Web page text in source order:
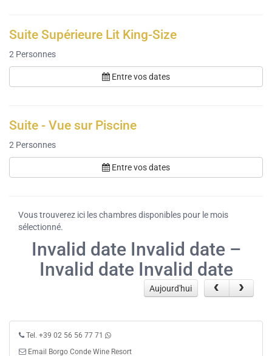
Suite Supérieure Lit King-Size
2 Personnes
Entre vos dates
Suite - Vue sur Piscine
2 Personnes
Entre vos dates
Vous trouverez ici les chambres disponibles pour le mois
sélectionné.
Invalid date Invalid date –
Invalid date Invalid date
Aujourd'hui
Tel. +39 02 56 56 77 71
Email Borgo Conde Wine Resort